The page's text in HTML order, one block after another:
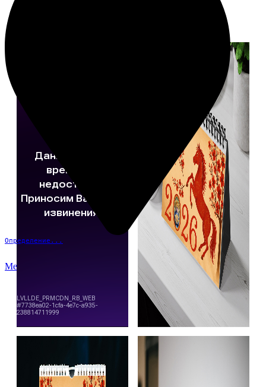
Определение...
Меню